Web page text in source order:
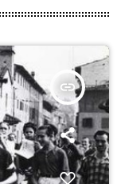
insert_link